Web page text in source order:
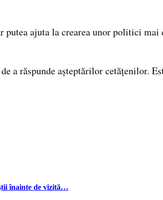
ajuta la crearea unor politici
răspunde așteptărilor cetățenilor.
înainte de vizită…